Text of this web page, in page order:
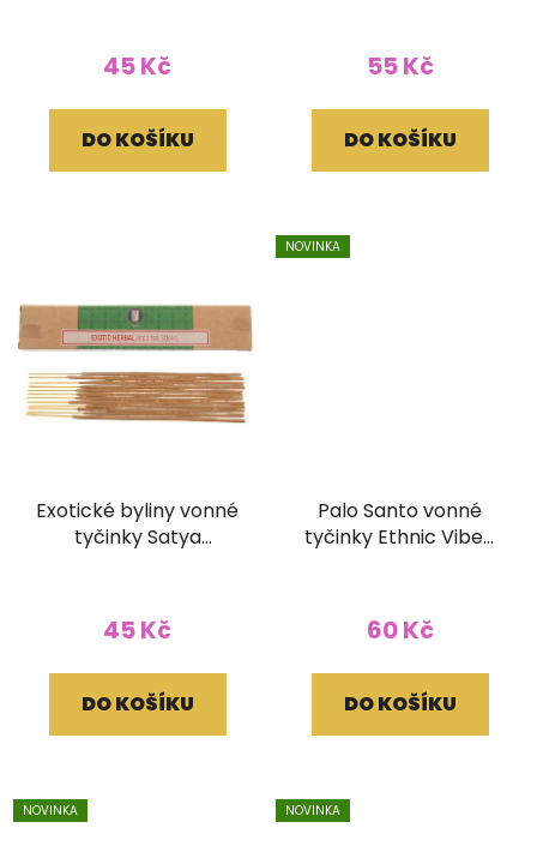
45 Kč
DO KOŠÍKU
55 Kč
DO KOŠÍKU
Exotické byliny vonné
tyčinky Satya
45 Kč
DO KOŠÍKU
NOVINKA
Palo Santo vonné
tyčinky Ethnic Vibec
60 Kč
DO KOŠÍKU
NOVINKA NOVINKA